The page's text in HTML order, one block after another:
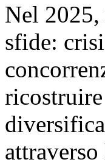
Nel 2025,
sfide: